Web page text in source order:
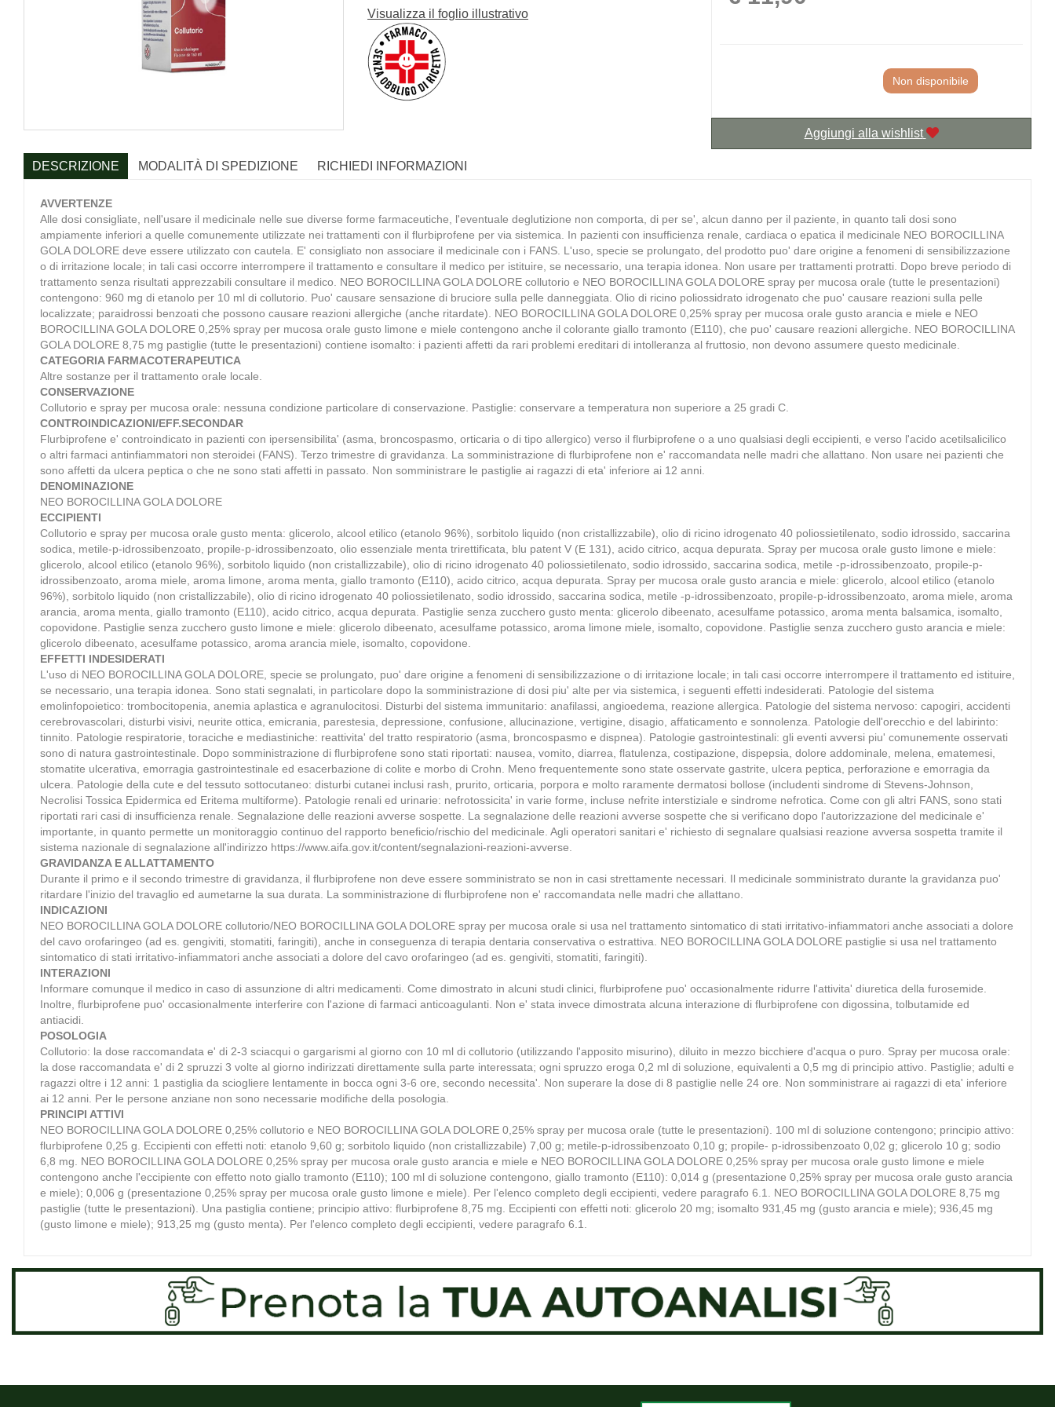
Visualizza il foglio illustrativo
Non disponibile
Aggiungi alla wishlist
DESCRIZIONE MODALITÀ DI SPEDIZIONE RICHIEDI INFORMAZIONI
AVVERTENZE
Alle dosi consigliate, nell'usare il medicinale nelle sue diverse forme farmaceutiche, l'eventuale deglutizione non comporta, di per se', alcun danno per il paziente, in quanto tali dosi sono
ampiamente inferiori a quelle comunemente utilizzate nei trattamenti con il flurbiprofene per via sistemica. In pazienti con insufficienza renale, cardiaca o epatica il medicinale NEO BOROCILLINA
GOLA DOLORE deve essere utilizzato con cautela. E' consigliato non associare il medicinale con i FANS. L'uso, specie se prolungato, del prodotto puo' dare origine a fenomeni di sensibilizzazione
o di irritazione locale; in tali casi occorre interrompere il trattamento e consultare il medico per istituire, se necessario, una terapia idonea. Non usare per trattamenti protratti. Dopo breve periodo di
trattamento senza risultati apprezzabili consultare il medico. NEO BOROCILLINA GOLA DOLORE collutorio e NEO BOROCILLINA GOLA DOLORE spray per mucosa orale (tutte le presentazioni)
contengono: 960 mg di etanolo per 10 ml di collutorio. Puo' causare sensazione di bruciore sulla pelle danneggiata. Olio di ricino poliossidrato idrogenato che puo' causare reazioni sulla pelle
localizzate; paraidrossi benzoati che possono causare reazioni allergiche (anche ritardate). NEO BOROCILLINA GOLA DOLORE 0,25% spray per mucosa orale gusto arancia e miele e NEO
BOROCILLINA GOLA DOLORE 0,25% spray per mucosa orale gusto limone e miele contengono anche il colorante giallo tramonto (E110), che puo' causare reazioni allergiche. NEO BOROCILLINA
GOLA DOLORE 8,75 mg pastiglie (tutte le presentazioni) contiene isomalto: i pazienti affetti da rari problemi ereditari di intolleranza al fruttosio, non devono assumere questo medicinale.
CATEGORIA FARMACOTERAPEUTICA
Altre sostanze per il trattamento orale locale.
CONSERVAZIONE
Collutorio e spray per mucosa orale: nessuna condizione particolare di conservazione. Pastiglie: conservare a temperatura non superiore a 25 gradi C.
CONTROINDICAZIONI/EFF.SECONDAR
Flurbiprofene e' controindicato in pazienti con ipersensibilita' (asma, broncospasmo, orticaria o di tipo allergico) verso il flurbiprofene o a uno qualsiasi degli eccipienti, e verso l'acido acetilsalicilico
o altri farmaci antinfiammatori non steroidei (FANS). Terzo trimestre di gravidanza. La somministrazione di flurbiprofene non e' raccomandata nelle madri che allattano. Non usare nei pazienti che
sono affetti da ulcera peptica o che ne sono stati affetti in passato. Non somministrare le pastiglie ai ragazzi di eta' inferiore ai 12 anni.
DENOMINAZIONE
NEO BOROCILLINA GOLA DOLORE
ECCIPIENTI
Collutorio e spray per mucosa orale gusto menta: glicerolo, alcool etilico (etanolo 96%), sorbitolo liquido (non cristallizzabile), olio di ricino idrogenato 40 poliossietilenato, sodio idrossido, saccarina
sodica, metile-p-idrossibenzoato, propile-p-idrossibenzoato, olio essenziale menta trirettificata, blu patent V (E 131), acido citrico, acqua depurata. Spray per mucosa orale gusto limone e miele:
glicerolo, alcool etilico (etanolo 96%), sorbitolo liquido (non cristallizzabile), olio di ricino idrogenato 40 poliossietilenato, sodio idrossido, saccarina sodica, metile -p-idrossibenzoato, propile-p-
idrossibenzoato, aroma miele, aroma limone, aroma menta, giallo tramonto (E110), acido citrico, acqua depurata. Spray per mucosa orale gusto arancia e miele: glicerolo, alcool etilico (etanolo
96%), sorbitolo liquido (non cristallizzabile), olio di ricino idrogenato 40 poliossietilenato, sodio idrossido, saccarina sodica, metile -p-idrossibenzoato, propile-p-idrossibenzoato, aroma miele, aroma
arancia, aroma menta, giallo tramonto (E110), acido citrico, acqua depurata. Pastiglie senza zucchero gusto menta: glicerolo dibeenato, acesulfame potassico, aroma menta balsamica, isomalto,
copovidone. Pastiglie senza zucchero gusto limone e miele: glicerolo dibeenato, acesulfame potassico, aroma limone miele, isomalto, copovidone. Pastiglie senza zucchero gusto arancia e miele:
glicerolo dibeenato, acesulfame potassico, aroma arancia miele, isomalto, copovidone.
EFFETTI INDESIDERATI
L'uso di NEO BOROCILLINA GOLA DOLORE, specie se prolungato, puo' dare origine a fenomeni di sensibilizzazione o di irritazione locale; in tali casi occorre interrompere il trattamento ed istituire,
se necessario, una terapia idonea. Sono stati segnalati, in particolare dopo la somministrazione di dosi piu' alte per via sistemica, i seguenti effetti indesiderati. Patologie del sistema
emolinfopoietico: trombocitopenia, anemia aplastica e agranulocitosi. Disturbi del sistema immunitario: anafilassi, angioedema, reazione allergica. Patologie del sistema nervoso: capogiri, accidenti
cerebrovascolari, disturbi visivi, neurite ottica, emicrania, parestesia, depressione, confusione, allucinazione, vertigine, disagio, affaticamento e sonnolenza. Patologie dell'orecchio e del labirinto:
tinnito. Patologie respiratorie, toraciche e mediastiniche: reattivita' del tratto respiratorio (asma, broncospasmo e dispnea). Patologie gastrointestinali: gli eventi avversi piu' comunemente osservati
sono di natura gastrointestinale. Dopo somministrazione di flurbiprofene sono stati riportati: nausea, vomito, diarrea, flatulenza, costipazione, dispepsia, dolore addominale, melena, ematemesi,
stomatite ulcerativa, emorragia gastrointestinale ed esacerbazione di colite e morbo di Crohn. Meno frequentemente sono state osservate gastrite, ulcera peptica, perforazione e emorragia da
ulcera. Patologie della cute e del tessuto sottocutaneo: disturbi cutanei inclusi rash, prurito, orticaria, porpora e molto raramente dermatosi bollose (includenti sindrome di Stevens-Johnson,
Necrolisi Tossica Epidermica ed Eritema multiforme). Patologie renali ed urinarie: nefrotossicita' in varie forme, incluse nefrite interstiziale e sindrome nefrotica. Come con gli altri FANS, sono stati
riportati rari casi di insufficienza renale. Segnalazione delle reazioni avverse sospette. La segnalazione delle reazioni avverse sospette che si verificano dopo l'autorizzazione del medicinale e'
importante, in quanto permette un monitoraggio continuo del rapporto beneficio/rischio del medicinale. Agli operatori sanitari e' richiesto di segnalare qualsiasi reazione avversa sospetta tramite il
sistema nazionale di segnalazione all'indirizzo https://www.aifa.gov.it/content/segnalazioni-reazioni-avverse.
GRAVIDANZA E ALLATTAMENTO
Durante il primo e il secondo trimestre di gravidanza, il flurbiprofene non deve essere somministrato se non in casi strettamente necessari. Il medicinale somministrato durante la gravidanza puo'
ritardare l'inizio del travaglio ed aumetarne la sua durata. La somministrazione di flurbiprofene non e' raccomandata nelle madri che allattano.
INDICAZIONI
NEO BOROCILLINA GOLA DOLORE collutorio/NEO BOROCILLINA GOLA DOLORE spray per mucosa orale si usa nel trattamento sintomatico di stati irritativo-infiammatori anche associati a dolore
del cavo orofaringeo (ad es. gengiviti, stomatiti, faringiti), anche in conseguenza di terapia dentaria conservativa o estrattiva. NEO BOROCILLINA GOLA DOLORE pastiglie si usa nel trattamento
sintomatico di stati irritativo-infiammatori anche associati a dolore del cavo orofaringeo (ad es. gengiviti, stomatiti, faringiti).
INTERAZIONI
Informare comunque il medico in caso di assunzione di altri medicamenti. Come dimostrato in alcuni studi clinici, flurbiprofene puo' occasionalmente ridurre l'attivita' diuretica della furosemide.
Inoltre, flurbiprofene puo' occasionalmente interferire con l'azione di farmaci anticoagulanti. Non e' stata invece dimostrata alcuna interazione di flurbiprofene con digossina, tolbutamide ed
antiacidi.
POSOLOGIA
Collutorio: la dose raccomandata e' di 2-3 sciacqui o gargarismi al giorno con 10 ml di collutorio (utilizzando l'apposito misurino), diluito in mezzo bicchiere d'acqua o puro. Spray per mucosa orale:
la dose raccomandata e' di 2 spruzzi 3 volte al giorno indirizzati direttamente sulla parte interessata; ogni spruzzo eroga 0,2 ml di soluzione, equivalenti a 0,5 mg di principio attivo. Pastiglie; adulti e
ragazzi oltre i 12 anni: 1 pastiglia da sciogliere lentamente in bocca ogni 3-6 ore, secondo necessita'. Non superare la dose di 8 pastiglie nelle 24 ore. Non somministrare ai ragazzi di eta' inferiore
ai 12 anni. Per le persone anziane non sono necessarie modifiche della posologia.
PRINCIPI ATTIVI
NEO BOROCILLINA GOLA DOLORE 0,25% collutorio e NEO BOROCILLINA GOLA DOLORE 0,25% spray per mucosa orale (tutte le presentazioni). 100 ml di soluzione contengono; principio attivo:
flurbiprofene 0,25 g. Eccipienti con effetti noti: etanolo 9,60 g; sorbitolo liquido (non cristallizzabile) 7,00 g; metile-p-idrossibenzoato 0,10 g; propile- p-idrossibenzoato 0,02 g; glicerolo 10 g; sodio
6,8 mg. NEO BOROCILLINA GOLA DOLORE 0,25% spray per mucosa orale gusto arancia e miele e NEO BOROCILLINA GOLA DOLORE 0,25% spray per mucosa orale gusto limone e miele
contengono anche l'eccipiente con effetto noto giallo tramonto (E110); 100 ml di soluzione contengono, giallo tramonto (E110): 0,014 g (presentazione 0,25% spray per mucosa orale gusto arancia
e miele); 0,006 g (presentazione 0,25% spray per mucosa orale gusto limone e miele). Per l'elenco completo degli eccipienti, vedere paragrafo 6.1. NEO BOROCILLINA GOLA DOLORE 8,75 mg
pastiglie (tutte le presentazioni). Una pastiglia contiene; principio attivo: flurbiprofene 8,75 mg. Eccipienti con effetti noti: glicerolo 20 mg; isomalto 931,45 mg (gusto arancia e miele); 936,45 mg
(gusto limone e miele); 913,25 mg (gusto menta). Per l'elenco completo degli eccipienti, vedere paragrafo 6.1.